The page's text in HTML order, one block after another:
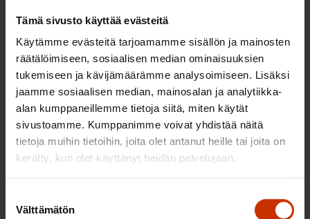
Tämä sivusto käyttää evästeitä
Käytämme evästeitä tarjoamamme sisällön ja mainosten
räätälöimiseen, sosiaalisen median ominaisuuksien
tukemiseen ja kävijämäärämme analysoimiseen. Lisäksi
jaamme sosiaalisen median, mainosalan ja analytiikka-
alan kumppaneillemme tietoja siitä, miten käytät
sivustoamme. Kumppanimme voivat yhdistää näitä
tietoja muihin tietoihin, joita olet antanut heille tai joita on
kerätty, kun olet käyttänyt heidän palvelujaan.
valinta
Välttämätön
Osallisuus työpaikalla ei toteudu vain